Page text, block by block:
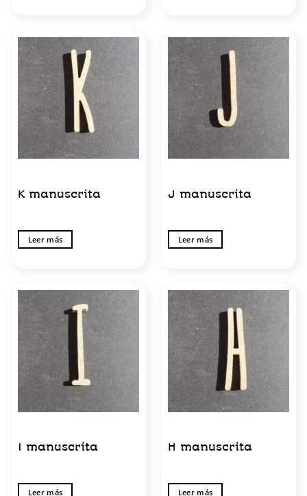
K manuscrita
Leer más
J manuscrita
Leer más
I manuscrita
Leer más
H manuscrita
Leer más